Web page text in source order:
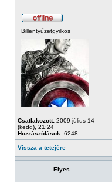
Billentyűzetgyilkos
Csatlakozott: 2009 július 14
(kedd), 21:24
Hozzászólások: 6248
Vissza a tetejére
Elyes